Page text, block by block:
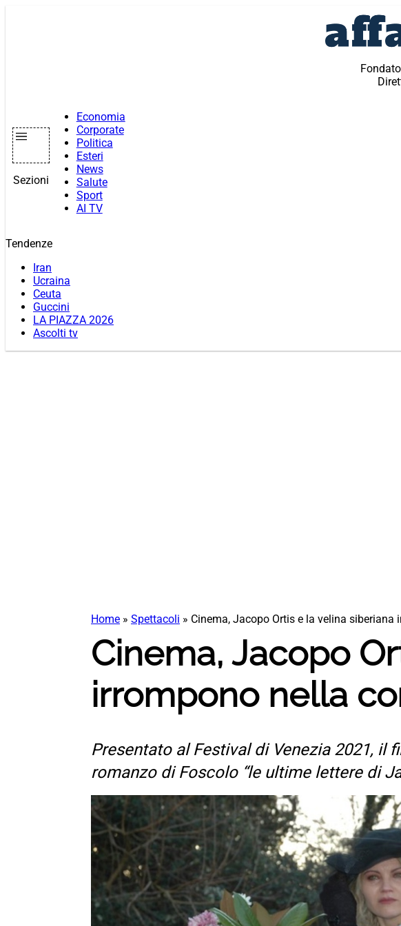
Sezioni
Economia
Corporate
Politica
Esteri
News
Salute
Sport
AI TV
Tendenze
Iran
Ucraina
Ceuta
Guccini
LA PIAZZA 2026
Ascolti tv
Home » Spettacoli » Cinema, Jacopo Ortis e la velina
Cinema, Jacopo
irrompono nella
Presentato al Festival di Venezia 2021,
romanzo di Foscolo “le ultime lettere di